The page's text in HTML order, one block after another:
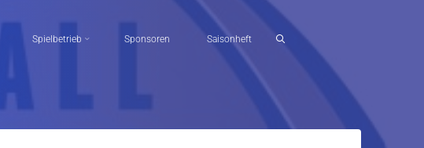
Spielbetrieb Sponsoren Saisonheft